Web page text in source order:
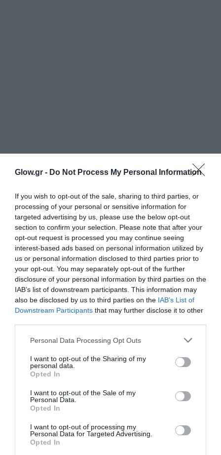
Glow.gr - Do Not Process My Personal Information
If you wish to opt-out of the sale, sharing to third parties, or
processing of your personal or sensitive information for
targeted advertising by us, please use the below opt-out
section to confirm your selection. Please note that after your
opt-out request is processed you may continue seeing
interest-based ads based on personal information utilized by
us or personal information disclosed to third parties prior to
your opt-out. You may separately opt-out of the further
disclosure of your personal information by third parties on the
IAB’s list of downstream participants. This information may
also be disclosed by us to third parties on the IAB’s List of
Downstream Participants that may further disclose it to other
Personal Data Processing Opt Outs
I want to opt-out of the Sharing of my
personal data.
Opted In
I want to opt-out of the Sale of my
Personal Data.
Opted In
I want to opt-out of processing my
Personal Data for Targeted Advertising.
Opted In